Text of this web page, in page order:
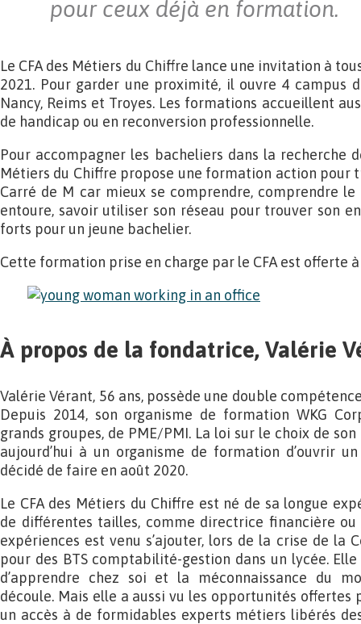
pour ceux déjà en formation.
Le CFA des Métiers du Chiffre lance une invitation à
2021. Pour garder une proximité, il ouvre 4 campus
Nancy, Reims et Troyes. Les formations accueillent
de handicap ou en reconversion professionnelle.
Pour accompagner les bacheliers dans la recherche
Métiers du Chiffre propose une formation action pour
Carré de M car mieux se comprendre, comprendre
entoure, savoir utiliser son réseau pour trouver son
forts pour un jeune bachelier.
Cette formation prise en charge par le CFA est offerte
À propos de la fondatrice, Valérie
Valérie Vérant, 56 ans, possède une double
Depuis 2014, son organisme de formation WKG
grands groupes, de PME/PMI. La loi sur le choix de
aujourd’hui à un organisme de formation d’ouvrir
décidé de faire en août 2020.
Le CFA des Métiers du Chiffre est né de sa longue
de différentes tailles, comme directrice financière ou
expériences est venu s’ajouter, lors de la crise de la
pour des BTS comptabilité-gestion dans un lycée.
d’apprendre chez soi et la méconnaissance du
découle. Mais elle a aussi vu les opportunités
un accès à de formidables experts métiers libérés